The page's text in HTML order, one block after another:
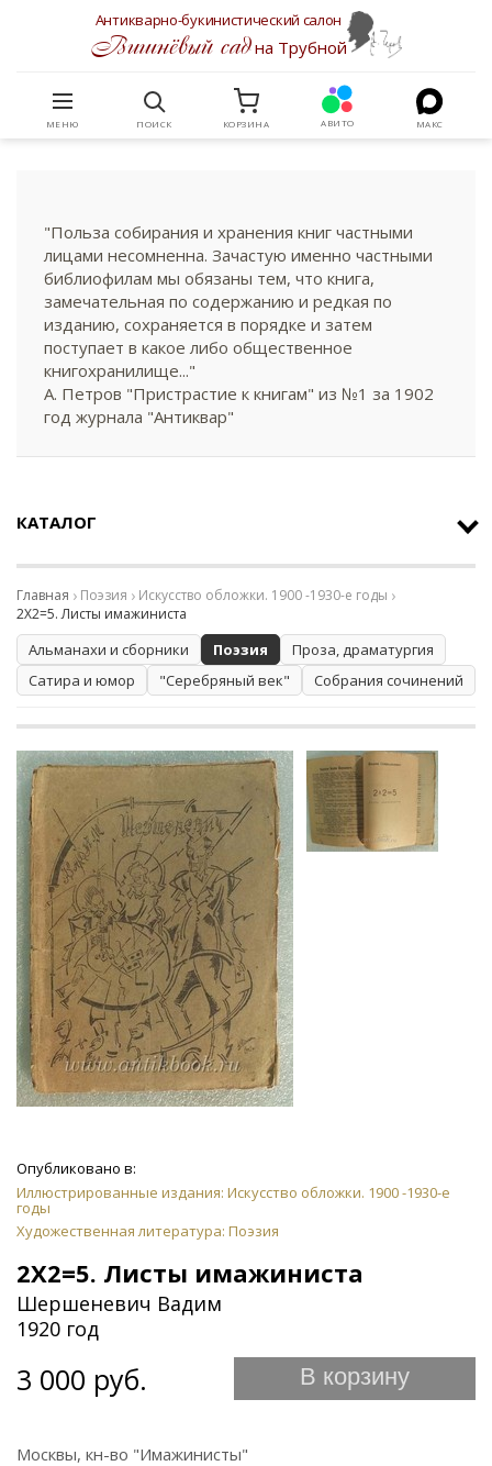
Антикварно-букинистический салон
Вишнёвый садна Трубной
МЕНЮ ПОИСК КОРЗИНА АВИТО МАКС
"Польза собирания и хранения книг частными
лицами несомненна. Зачастую именно частными
библиофилам мы обязаны тем, что книга,
замечательная по содержанию и редкая по
изданию, сохраняется в порядке и затем
поступает в какое либо общественное
книгохранилище..."
А. Петров "Пристрастие к книгам" из №1 за 1902
год журнала "Антиквар"
КАТАЛОГ
Главная Поэзия
Искусство обложки. 1900 -1930-е годы
2Х2=5. Листы имажиниста
Альманахи и сборники Поэзия
Проза, драматургия
Сатира и юмор
"Серебряный век" Собрания сочинений
Опубликовано в:
Иллюстрированные издания: Искусство обложки. 1900 -1930-е
годы
Художественная литература: Поэзия
2Х2=5. Листы имажиниста
Шершеневич Вадим
1920 год
3 000 руб. В корзину
Москвы, кн-во "Имажинисты"